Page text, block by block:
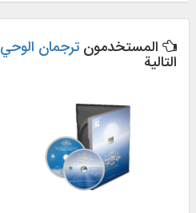
المستخدمون ترجمان الوحي
التالية